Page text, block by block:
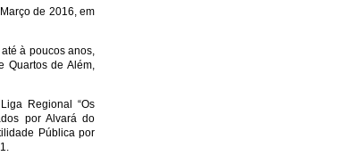
de 2016, em
à poucos anos,
Quartos de Além,
Regional “Os
por Alvará do
Pública por